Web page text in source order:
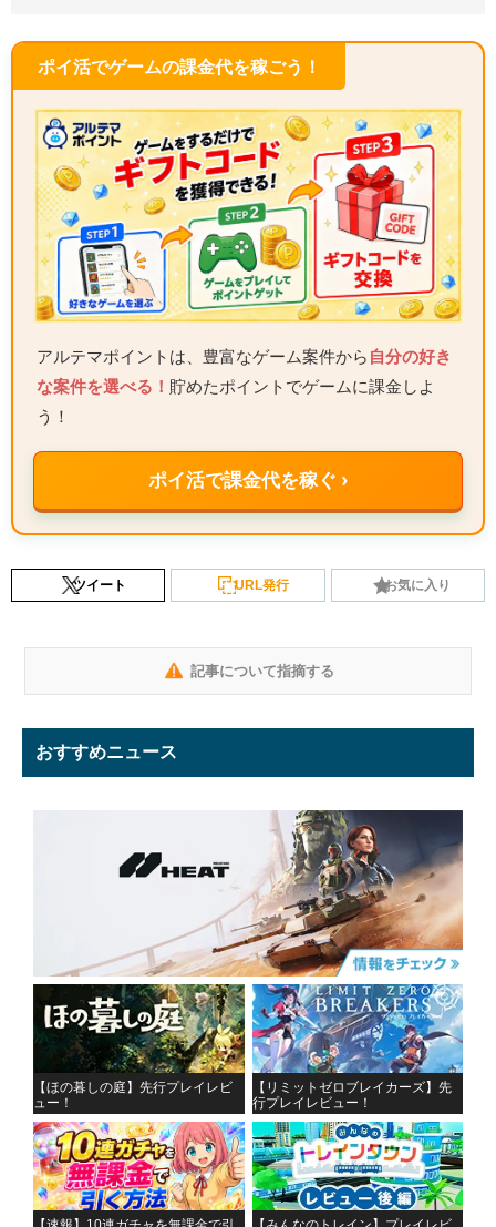
ポイ活でゲームの課金代を稼ごう！
アルテマポイントは、豊富なゲーム案件から 自分の好き
な案件を選べる！ 貯めたポイントでゲームに課金しよ
う！
ポイ活で課金代を稼ぐ ›
ツイート URL発行 お気に入り
記事について指摘する
おすすめニュース
【ほの暮しの庭】先行プレイレビ
ュー！
【リミットゼロブレイカーズ】先
行プレイレビュー！